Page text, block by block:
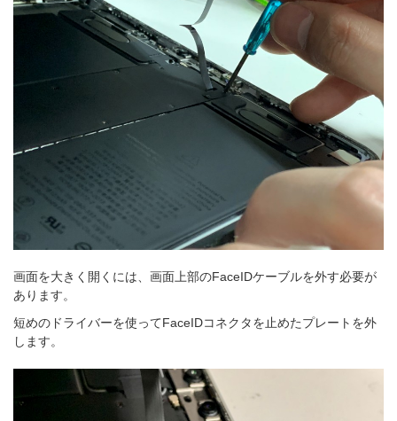
画面を大きく開くには、画面上部のFaceIDケーブルを外す必要が
あります。
短めのドライバーを使ってFaceIDコネクタを止めたプレートを外
します。